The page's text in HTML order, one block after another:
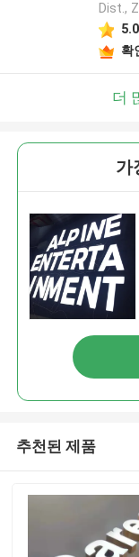
Dist.,
5.0
확
더
가
추천된 제품